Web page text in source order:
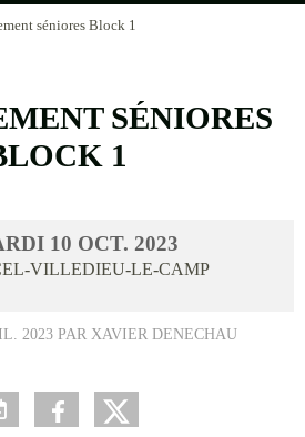
séniores Block 1
SÉNIORES
1
10 OCT. 2023
VILLEDIEU-LE-CAMP
2023PAR XAVIER DENECHAU